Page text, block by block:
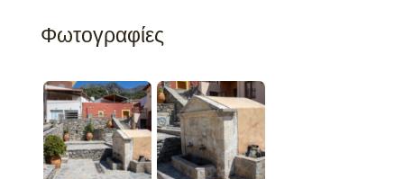
Φωτογραφίες